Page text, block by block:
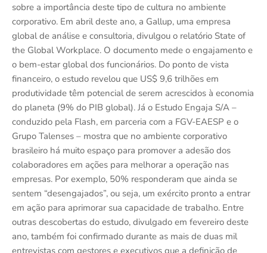
sobre a importância deste tipo de cultura no ambiente
corporativo. Em abril deste ano, a Gallup, uma empresa
global de análise e consultoria, divulgou o relatório State of
the Global Workplace. O documento mede o engajamento e
o bem-estar global dos funcionários. Do ponto de vista
financeiro, o estudo revelou que US$ 9,6 trilhões em
produtividade têm potencial de serem acrescidos à economia
do planeta (9% do PIB global). Já o Estudo Engaja S/A –
conduzido pela Flash, em parceria com a FGV-EAESP e o
Grupo Talenses – mostra que no ambiente corporativo
brasileiro há muito espaço para promover a adesão dos
colaboradores em ações para melhorar a operação nas
empresas. Por exemplo, 50% responderam que ainda se
sentem “desengajados”, ou seja, um exército pronto a entrar
em ação para aprimorar sua capacidade de trabalho. Entre
outras descobertas do estudo, divulgado em fevereiro deste
ano, também foi confirmado durante as mais de duas mil
entrevistas com gestores e executivos que a definição de